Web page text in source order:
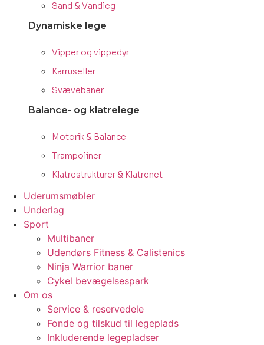
Sand & Vandleg
Dynamiske lege
Vipper og vippedyr
Karruseller
Svævebaner
Balance- og klatrelege
Motorik & Balance
Trampoliner
Klatrestrukturer & Klatrenet
Uderumsmøbler
Underlag
Sport
Multibaner
Udendørs Fitness & Calistenics
Ninja Warrior baner
Cykel bevægelsespark
Om os
Service & reservedele
Fonde og tilskud til legeplads
Inkluderende legepladser